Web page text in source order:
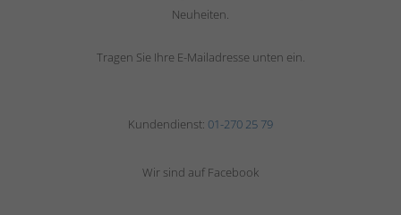
Neuheiten.
Tragen Sie Ihre E-Mailadresse unten ein.
Kundendienst: 01-270 25 79
Wir sind auf Facebook